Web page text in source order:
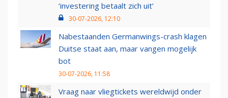
‘investering betaalt zich uit’
30-07-2026, 12:10
Nabestaanden Germanwings-crash klagen
Duitse staat aan, maar vangen mogelijk
bot
30-07-2026, 11:58
Vraag naar vliegtickets wereldwijd onder